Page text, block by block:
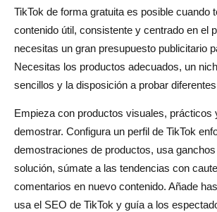
TikTok de forma gratuita es posible cuando
contenido útil, consistente y centrado en el
necesitas un gran presupuesto publicitario
Necesitas los productos adecuados, un
sencillos y la disposición a probar
Empieza con productos visuales, prácticos
demostrar. Configura un perfil de TikTok
demostraciones de productos, usa
solución, súmate a las tendencias con
comentarios en nuevo contenido. Añade
usa el SEO de TikTok y guía a los